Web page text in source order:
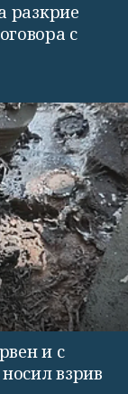
разкрие
с
и с
взрив